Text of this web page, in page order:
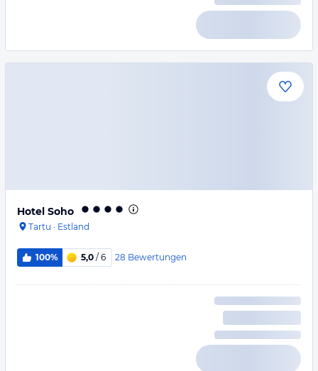
Hotel Soho
Tartu · Estland
100% 5,0 / 6 28 Bewertungen